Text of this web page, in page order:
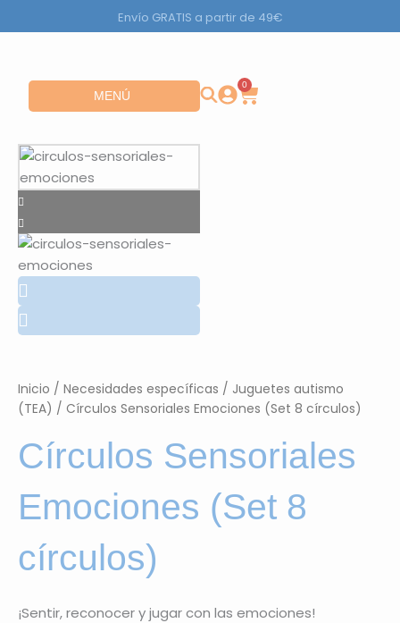
al
Envío GRATIS a partir de 49€
MENÚ Abrir MENÚ 0
Carrito
Inicio / Necesidades específicas / Juguetes autismo
(TEA) / Círculos Sensoriales Emociones (Set 8 círculos)
Círculos Sensoriales
Emociones (Set 8
círculos)
¡Sentir, reconocer y jugar con las emociones!